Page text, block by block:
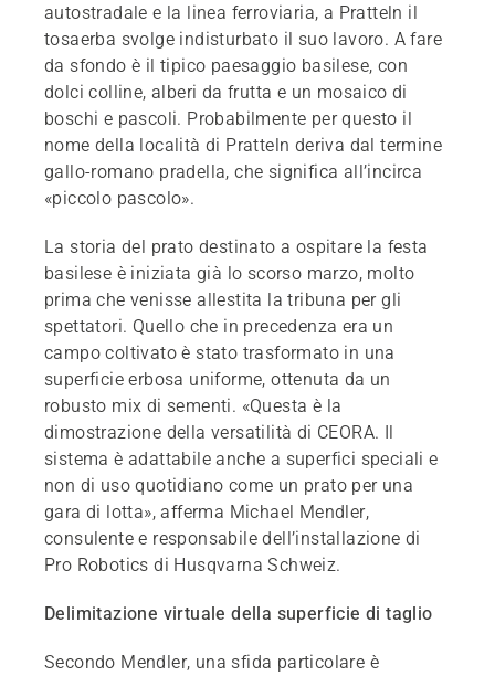
autostradale e la linea ferroviaria, a Pratteln il
tosaerba svolge indisturbato il suo lavoro. A fare
da sfondo è il tipico paesaggio basilese, con
dolci colline, alberi da frutta e un mosaico di
boschi e pascoli. Probabilmente per questo il
nome della località di Pratteln deriva dal termine
gallo-romano pradella, che significa all’incirca
«piccolo pascolo».
La storia del prato destinato a ospitare la festa
basilese è iniziata già lo scorso marzo, molto
prima che venisse allestita la tribuna per gli
spettatori. Quello che in precedenza era un
campo coltivato è stato trasformato in una
superficie erbosa uniforme, ottenuta da un
robusto mix di sementi. «Questa è la
dimostrazione della versatilità di CEORA. Il
sistema è adattabile anche a superfici speciali e
non di uso quotidiano come un prato per una
gara di lotta», afferma Michael Mendler,
consulente e responsabile dell’installazione di
Pro Robotics di Husqvarna Schweiz.
Delimitazione virtuale della superficie di taglio
Secondo Mendler, una sfida particolare è